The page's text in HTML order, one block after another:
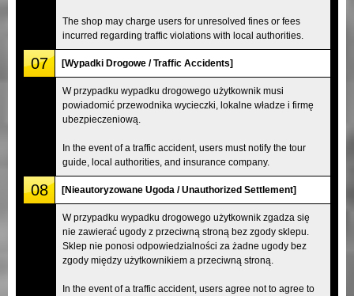
The shop may charge users for unresolved fines or fees
incurred regarding traffic violations with local authorities.
07 [Wypadki Drogowe / Traffic Accidents]
W przypadku wypadku drogowego użytkownik musi
powiadomić przewodnika wycieczki, lokalne władze i firmę
ubezpieczeniową.
In the event of a traffic accident, users must notify the tour
guide, local authorities, and insurance company.
08 [Nieautoryzowane Ugoda / Unauthorized Settlement]
W przypadku wypadku drogowego użytkownik zgadza się
nie zawierać ugody z przeciwną stroną bez zgody sklepu.
Sklep nie ponosi odpowiedzialności za żadne ugody bez
zgody między użytkownikiem a przeciwną stroną.
In the event of a traffic accident, users agree not to agree to